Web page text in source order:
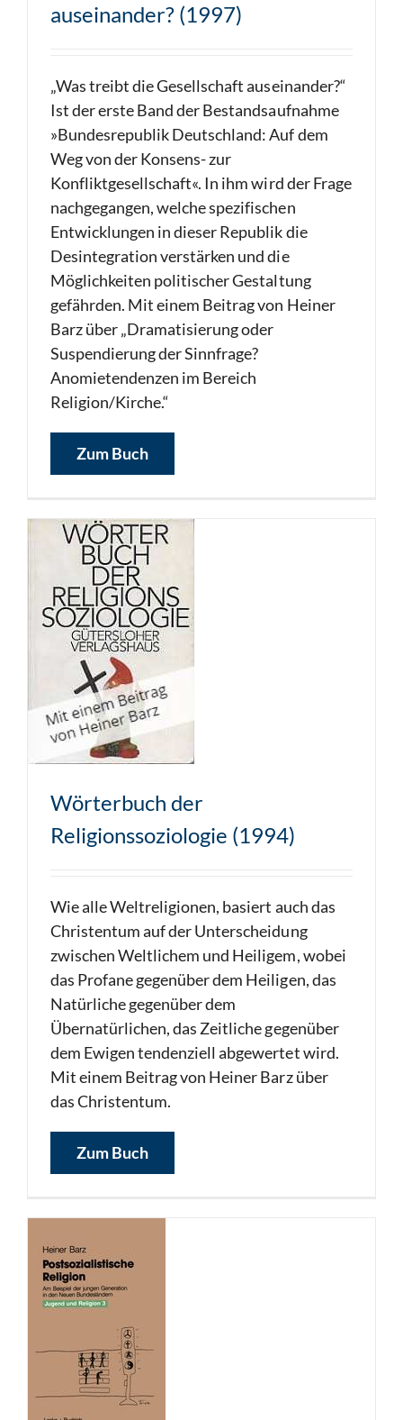
auseinander? (1997)
„Was treibt die Gesellschaft auseinander?“
Ist der erste Band der Bestandsaufnahme
»Bundesrepublik Deutschland: Auf dem
Weg von der Konsens- zur
Konfliktgesellschaft«. In ihm wird der Frage
nachgegangen, welche spezifischen
Entwicklungen in dieser Republik die
Desintegration verstärken und die
Möglichkeiten politischer Gestaltung
gefährden. Mit einem Beitrag von Heiner
Barz über „Dramatisierung oder
Suspendierung der Sinnfrage?
Anomietendenzen im Bereich
Religion/Kirche.“
Zum Buch
Wörterbuch der
Religionssoziologie (1994)
Wie alle Weltreligionen, basiert auch das
Christentum auf der Unterscheidung
zwischen Weltlichem und Heiligem, wobei
das Profane gegenüber dem Heiligen, das
Natürliche gegenüber dem
Übernatürlichen, das Zeitliche gegenüber
dem Ewigen tendenziell abgewertet wird.
Mit einem Beitrag von Heiner Barz über
das Christentum.
Zum Buch